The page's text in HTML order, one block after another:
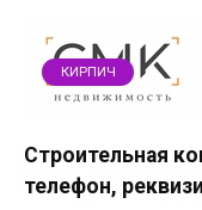
КИРПИЧ
Строительная
телефон,